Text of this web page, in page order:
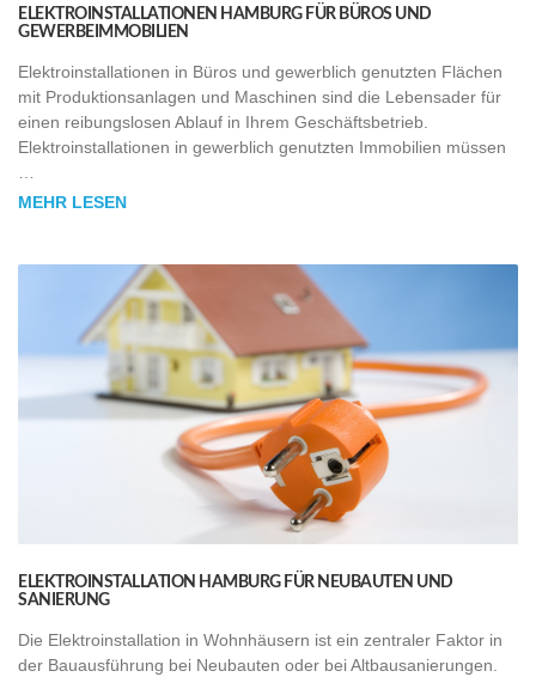
ELEKTROINSTALLATIONEN HAMBURG FÜR BÜROS UND
GEWERBEIMMOBILIEN
Elektroinstallationen in Büros und gewerblich genutzten Flächen
mit Produktionsanlagen und Maschinen sind die Lebensader für
einen reibungslosen Ablauf in Ihrem Geschäftsbetrieb.
Elektroinstallationen in gewerblich genutzten Immobilien müssen
MEHR LESEN
ELEKTROINSTALLATION HAMBURG FÜR NEUBAUTEN UND
SANIERUNG
Die Elektroinstallation in Wohnhäusern ist ein zentraler Faktor in
der Bauausführung bei Neubauten oder bei Altbausanierungen.